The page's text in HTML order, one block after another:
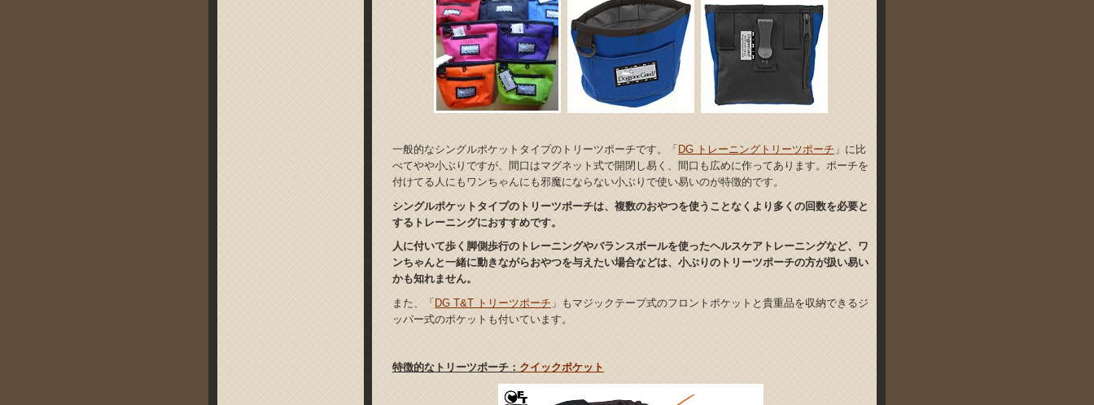
一般的なシングルポケットタイプのトリーツポーチです。「 DG トレーニングトリーツポーチ 」に比
べてやや小ぶりですが、間口はマグネット式で開閉し易く、間口も広めに作ってあります。ポーチを
付けてる人にもワンちゃんにも邪魔にならない小ぶりで使い易いのが特徴的です。
シングルポケットタイプのトリーツポーチは、複数のおやつを使うことなくより多くの回数を必要と
するトレーニングにおすすめです。
人に付いて歩く脚側歩行のトレーニングやバランスボールを使ったヘルスケアトレーニングなど、ワ
ンちゃんと一緒に動きながらおやつを与えたい場合などは、小ぶりのトリーツポーチの方が扱い易い
かも知れません。
また、「 DG T&T トリーツポーチ 」もマジックテープ式のフロントポケットと貴重品を収納できるジ
ッパー式のポケットも付いています。
特徴的なトリーツポーチ： クイックポケット